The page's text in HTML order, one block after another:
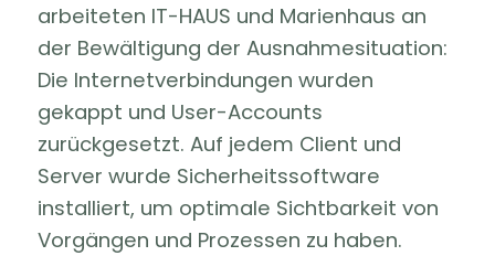
arbeiteten IT-HAUS und Marienhaus an
der Bewältigung der Ausnahmesituation:
Die Internetverbindungen wurden
gekappt und User-Accounts
zurückgesetzt. Auf jedem Client und
Server wurde Sicherheitssoftware
installiert, um optimale Sichtbarkeit von
Vorgängen und Prozessen zu haben.